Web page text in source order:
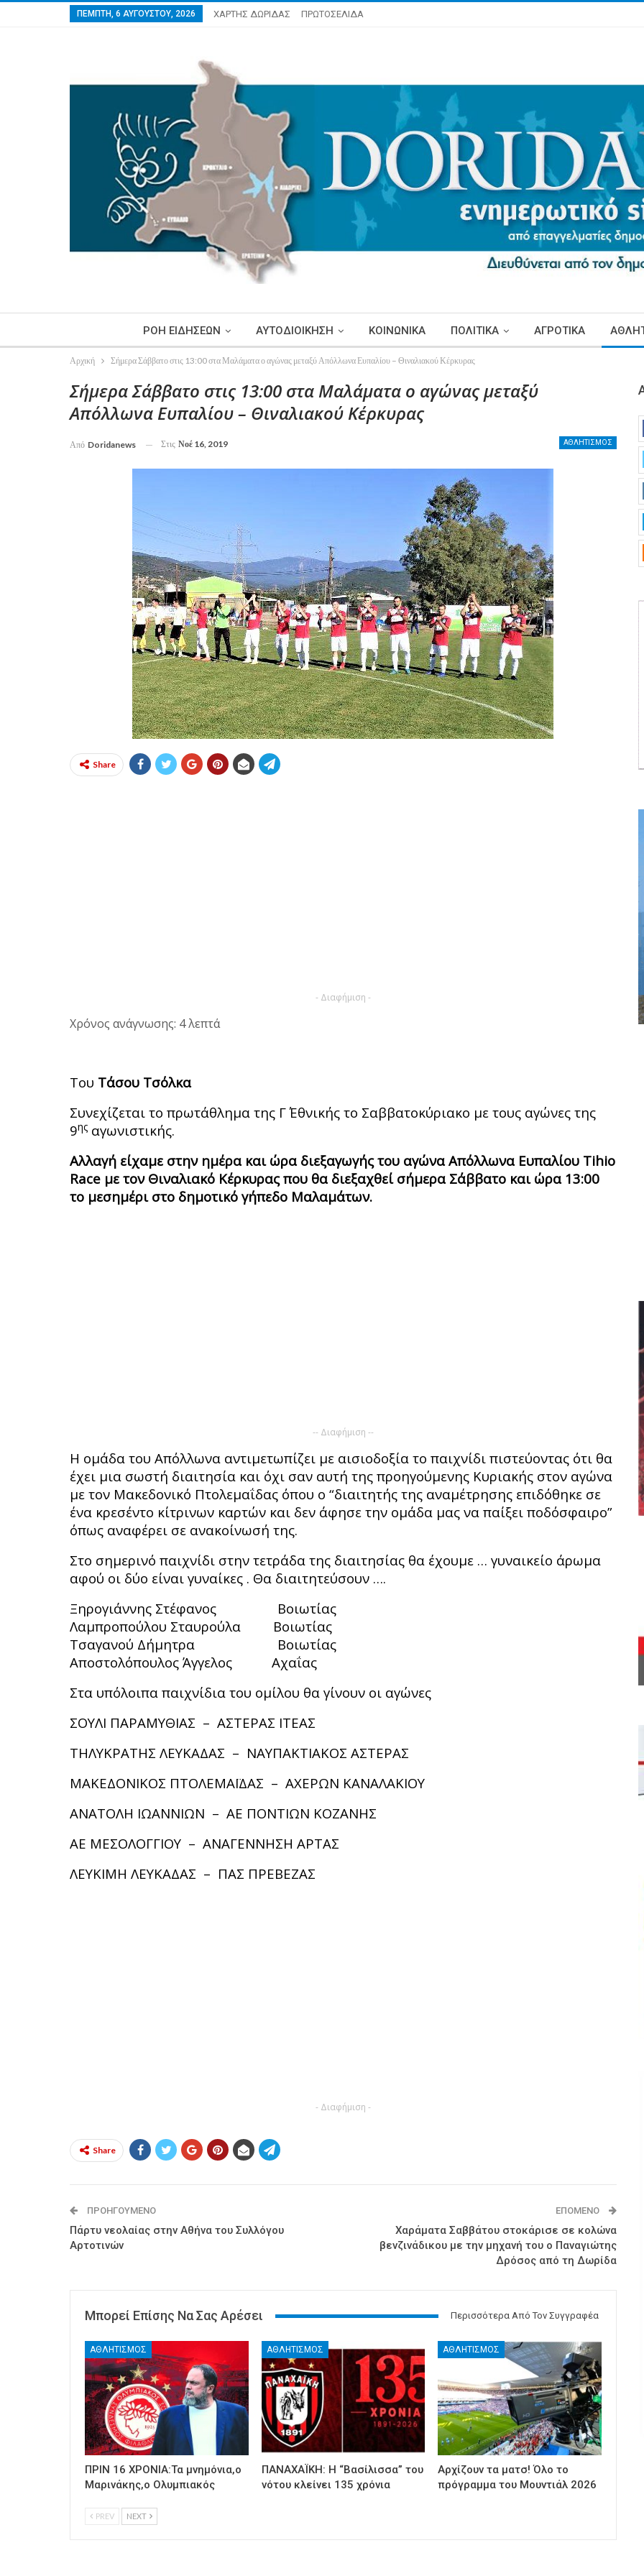
ΠΈΜΠΤΗ, 6 ΑΥΓΟΎΣΤΟΥ, 2026 ΧΑΡΤΗΣ ΔΩΡΙΔΑΣ ΠΡΩΤΟΣΕΛΙΔΑ
ΡΟΗ ΕΙΔΗΣΕΩΝ ΑΥΤΟΔΙΟΙΚΗΣΗ ΚΟΙΝΩΝΙΚΑ ΠΟΛΙΤΙΚΑ ΑΓΡΟΤΙΚΑ
Αρχική Σήμερα Σάββατο στις 13:00 στα Μαλάματα ο αγώνας μεταξύ Απόλλωνα Ευπαλίου – Θιναλιακού Κέρκυρας
Σήμερα Σάββατο στις 13:00 στα Μαλάματα ο αγώνας μεταξύ
Απόλλωνα Ευπαλίου – Θιναλιακού Κέρκυρας
ΑΘΛΗΤΙΣΜΟΣ
Από Doridanews Στις Νοέ 16, 2019
Share
- Διαφήμιση -
Χρόνος ανάγνωσης: 4 λεπτά
Του Τάσου Τσόλκα
Συνεχίζεται το πρωτάθλημα της Γ΄ Εθνικής το Σαββατοκύριακο με τους αγώνες της
9ης αγωνιστικής.
Αλλαγή είχαμε στην ημέρα και ώρα διεξαγωγής του αγώνα Απόλλωνα Ευπαλίου Tihio
Race με τον Θιναλιακό Κέρκυρας που θα διεξαχθεί σήμερα Σάββατο και ώρα 13:00
το μεσημέρι στο δημοτικό γήπεδο Μαλαμάτων.
-- Διαφήμιση --
Η ομάδα του Απόλλωνα αντιμετωπίζει με αισιοδοξία το παιχνίδι πιστεύοντας ότι θα
έχει μια σωστή διαιτησία και όχι σαν αυτή της προηγούμενης Κυριακής στον αγώνα
με τον Μακεδονικό Πτολεμαΐδας όπου ο “διαιτητής της αναμέτρησης επιδόθηκε σε
ένα κρεσέντο κίτρινων καρτών και δεν άφησε την ομάδα μας να παίξει ποδόσφαιρο”
όπως αναφέρει σε ανακοίνωσή της.
Στο σημερινό παιχνίδι στην τετράδα της διαιτησίας θα έχουμε … γυναικείο άρωμα
αφού οι δύο είναι γυναίκες . Θα διαιτητεύσουν ….
Ξηρογιάννης Στέφανος Βοιωτίας
Λαμπροπούλου Σταυρούλα Βοιωτίας
Τσαγανού Δήμητρα Βοιωτίας
Αποστολόπουλος Άγγελος Αχαΐας
Στα υπόλοιπα παιχνίδια του ομίλου θα γίνουν οι αγώνες
ΣΟΥΛΙ ΠΑΡΑΜΥΘΙΑΣ – ΑΣΤΕΡΑΣ ΙΤΕΑΣ
ΤΗΛΥΚΡΑΤΗΣ ΛΕΥΚΑΔΑΣ – ΝΑΥΠΑΚΤΙΑΚΟΣ ΑΣΤΕΡΑΣ
ΜΑΚΕΔΟΝΙΚΟΣ ΠΤΟΛΕΜΑΪΔΑΣ – ΑΧΕΡΩΝ ΚΑΝΑΛΑΚΙΟΥ
ΑΝΑΤΟΛΗ ΙΩΑΝΝΙΩΝ – ΑΕ ΠΟΝΤΙΩΝ ΚΟΖΑΝΗΣ
ΑΕ ΜΕΣΟΛΟΓΓΙΟΥ – ΑΝΑΓΕΝΝΗΣΗ ΑΡΤΑΣ
ΛΕΥΚΙΜΗ ΛΕΥΚΑΔΑΣ – ΠΑΣ ΠΡΕΒΕΖΑΣ
- Διαφήμιση -
Share
ΠΡΟΗΓΟΎΜΕΝΟ
Πάρτυ νεολαίας στην Αθήνα του Συλλόγου
Αρτοτινών
ΕΠΌΜΕΝΟ
Χαράματα Σαββάτου στοκάρισε σε κολώνα
βενζινάδικου με την μηχανή του ο Παναγιώτης
Δρόσος από τη Δωρίδα
Μπορεί Επίσης Να Σας Αρέσει Περισσότερα Από Τον Συγγραφέα
ΑΘΛΗΤΙΣΜΟΣ
ΠΡΙΝ 16 ΧΡΟΝΙΑ:Τα μνημόνια,ο
Μαρινάκης,ο Ολυμπιακός
ΑΘΛΗΤΙΣΜΟΣ
ΠΑΝΑΧΑΪΚΗ: Η “Βασίλισσα” του
νότου κλείνει 135 χρόνια
ΑΘΛΗΤΙΣΜΟΣ
Αρχίζουν τα ματσ! Όλο το
πρόγραμμα του Μουντιάλ 2026
PREV NEXT